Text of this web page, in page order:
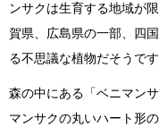
ンサクは生育する地域が
賀県、広島県の一部、四
る不思議な植物だそうです
森の中にある「ベニマン
マンサクの丸いハート形